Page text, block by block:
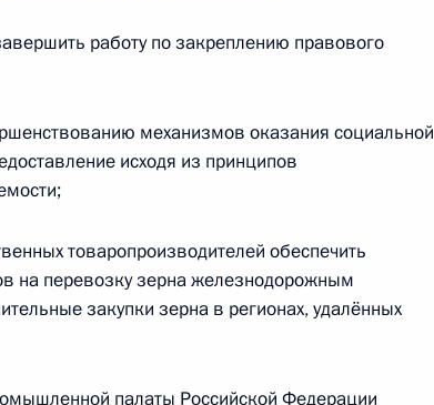
Послания Президента
материнского капитала
граждан о размере
работу по закреплению правового
механизмов оказания социальной
исходя из принципов
товаропроизводителей обеспечить
на перевозку зерна железнодорожным
закупки зерна в регионах, удалённых
палаты Российской Федерации